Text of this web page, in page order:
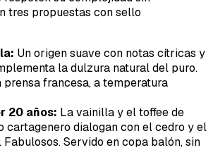
tres propuestas con sello
Un origen suave con notas cítricas y
la dulzura natural del puro.
prensa francesa, a temperatura
20 años: La vainilla y el toffee de
cartagenero dialogan con el cedro y el
Servido en copa balón, sin